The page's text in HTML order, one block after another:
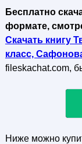
Бесплатно
формате,
Скачать книгу
класс,
fileskachat.com,
Ниже можно